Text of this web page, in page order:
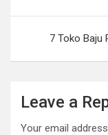
7 Toko Baju
Leave a
Your email